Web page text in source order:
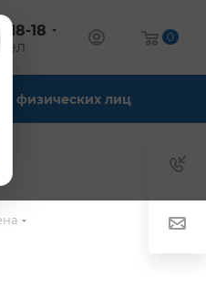
18-18
0
физических лиц